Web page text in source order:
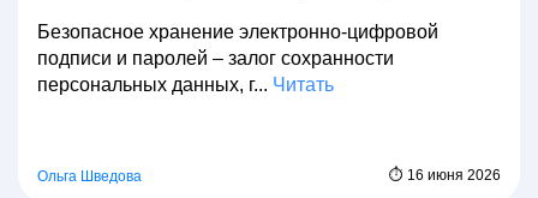
Безопасное хранение электронно-цифровой
подписи и паролей – залог сохранности
персональных данных, г... Читать
Ольга Шведова ⏱ 16 июня 2026